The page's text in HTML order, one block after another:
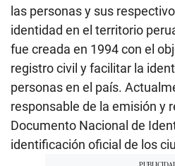
las personas y sus
identidad en el territorio
fue creada en 1994 con el
registro civil y facilitar la
personas en el país.
responsable de la emisión y
Documento Nacional de
identificación oficial de los